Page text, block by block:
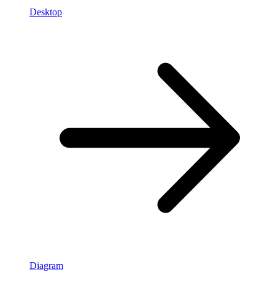
Desktop
Diagram